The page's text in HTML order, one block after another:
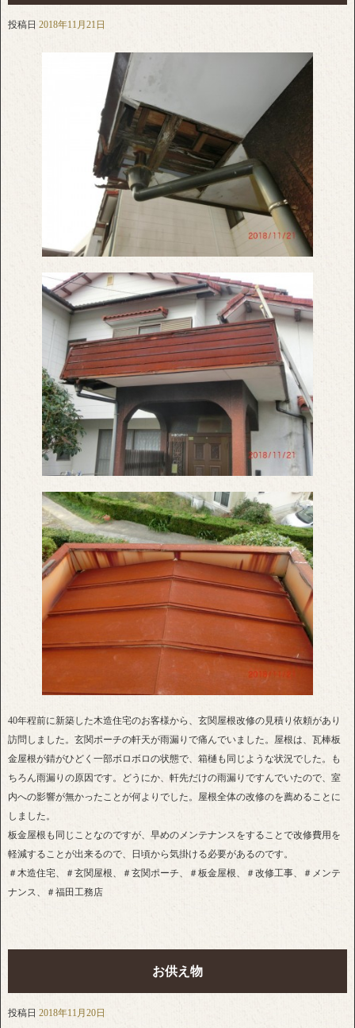
投稿日 2018年11月21日
40年程前に新築した木造住宅のお客様から、玄関屋根改修の見積り依頼があり
訪問しました。玄関ポーチの軒天が雨漏りで痛んでいました。屋根は、瓦棒板
金屋根が錆がひどく一部ボロボロの状態で、箱樋も同じような状況でした。も
ちろん雨漏りの原因です。どうにか、軒先だけの雨漏りですんでいたので、室
内への影響が無かったことが何よりでした。屋根全体の改修のを薦めることに
しました。
板金屋根も同じことなのですが、早めのメンテナンスをすることで改修費用を
軽減することが出来るので、日頃から気掛ける必要があるのです。
＃木造住宅、＃玄関屋根、＃玄関ポーチ、＃板金屋根、＃改修工事、＃メンテ
ナンス、＃福田工務店
お供え物
投稿日 2018年11月20日